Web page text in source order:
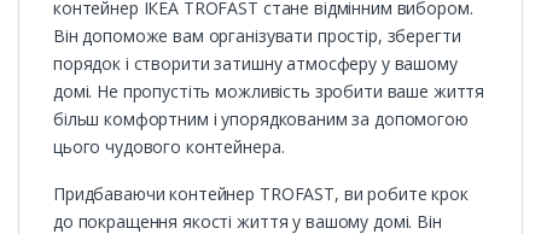
контейнер ІКЕА TROFAST стане відмінним вибором.
Він допоможе вам організувати простір, зберегти
порядок і створити затишну атмосферу у вашому
домі. Не пропустіть можливість зробити ваше життя
більш комфортним і упорядкованим за допомогою
цього чудового контейнера.
Придбаваючи контейнер TROFAST, ви робите крок
до покращення якості життя у вашому домі. Він